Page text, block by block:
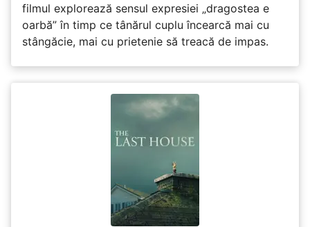
filmul explorează sensul expresiei „dragostea e
oarbă” în timp ce tânărul cuplu încearcă mai cu
stângăcie, mai cu prietenie să treacă de impas.